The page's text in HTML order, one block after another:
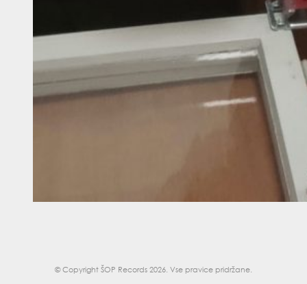
© CopyrightŠOP Records 2026. Vse pravice pridržane.